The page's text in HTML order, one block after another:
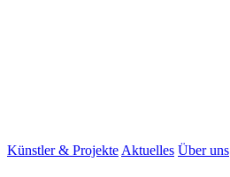
Künstler & Projekte Aktuelles Über uns